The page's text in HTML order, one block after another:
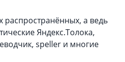
распространённых, а ведь
Яндекс.Толока,
speller и многие